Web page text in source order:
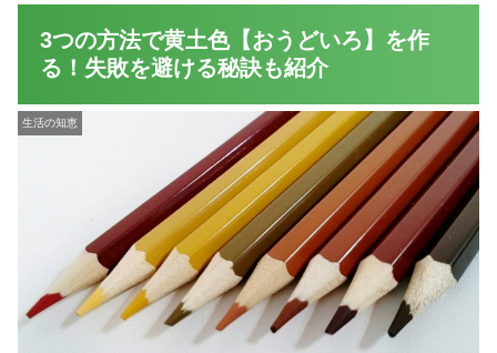
3つの方法で黄土色【おうどいろ】を作
る！失敗を避ける秘訣も紹介
生活の知恵